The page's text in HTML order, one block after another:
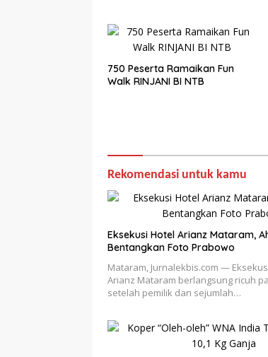
750 Peserta Ramaikan Fun
Walk RINJANI BI NTB
Rekomendasi untuk kamu
Eksekusi Hotel Arianz Mataram,
Bentangkan Foto Prabowo
Mataram, Jurnalekbis.com —
Arianz Mataram berlangsung ricuh
setelah pemilik dan sejumlah…